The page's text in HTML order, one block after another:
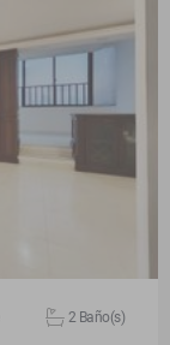
2 Baño(s)